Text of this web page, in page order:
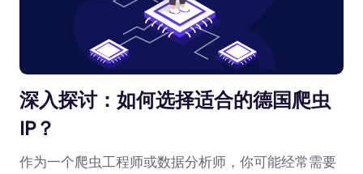
深入探讨：如何选择适合的德国爬虫
IP？
作为一个爬虫工程师或数据分析师，你可能经常需要